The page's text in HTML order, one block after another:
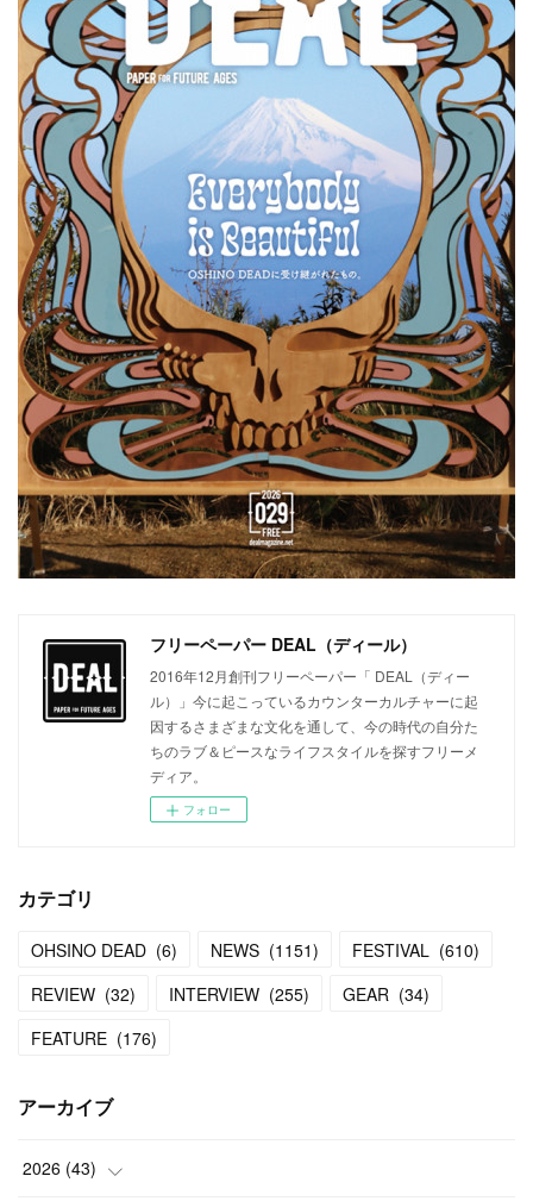
フリーペーパー DEAL（ディール）
2016年12月創刊フリーペーパー「 DEAL（ディー
ル）」今に起こっているカウンターカルチャーに起
因するさまざまな文化を通して、今の時代の自分た
ちのラブ＆ピースなライフスタイルを探すフリーメ
ディア。
フォロー
カテゴリ
OHSINO DEAD (6) NEWS (1151) FESTIVAL (610)
REVIEW (32) INTERVIEW (255) GEAR (34)
FEATURE (176)
アーカイブ
2026 (43)